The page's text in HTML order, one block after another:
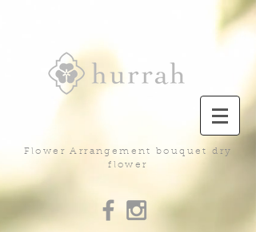
Flower Arrangement bouquet dry
flower